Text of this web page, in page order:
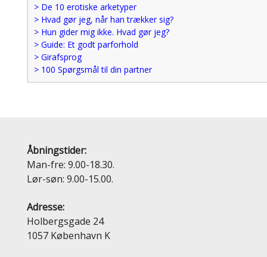
> De 10 erotiske arketyper
> Hvad gør jeg, når han trækker sig?
> Hun gider mig ikke. Hvad gør jeg?
> Guide: Et godt parforhold
> Girafsprog
> 100 Spørgsmål til din partner
Åbningstider:
Man-fre: 9.00-18.30.
Lør-søn: 9.00-15.00.
Adresse:
Holbergsgade 24
1057 København K